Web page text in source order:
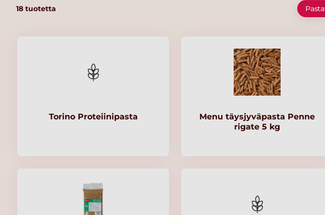
18 tuotetta
Torino Proteiinipasta
Menu täysjyväpasta Penne
rigate 5 kg